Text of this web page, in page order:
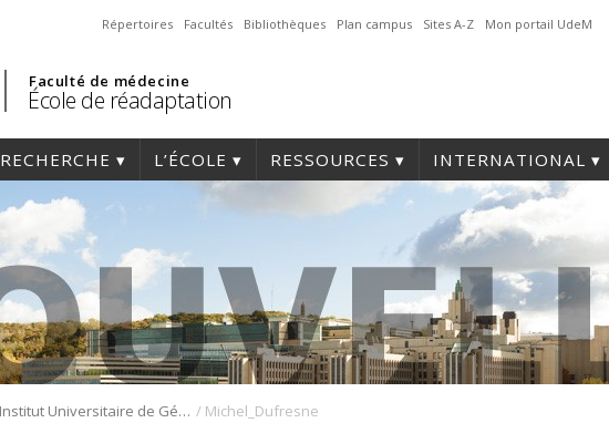
Répertoires Facultés Bibliothèques Plan campus Sites A-Z Mon portail UdeM
Faculté de médecine
École de réadaptation
RECHERCHE L’ÉCOLE RESSOURCES INTERNATIONAL
Institut Universitaire de Gériatrie de Montréal et Michel Dufresne récipiendaire des prix partenaire et du prix d’excellence en enseignement clinique de l’ACE / Michel_Dufresne